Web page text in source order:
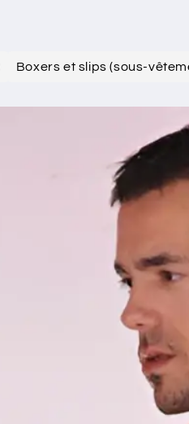
Boxers et slips (sous-